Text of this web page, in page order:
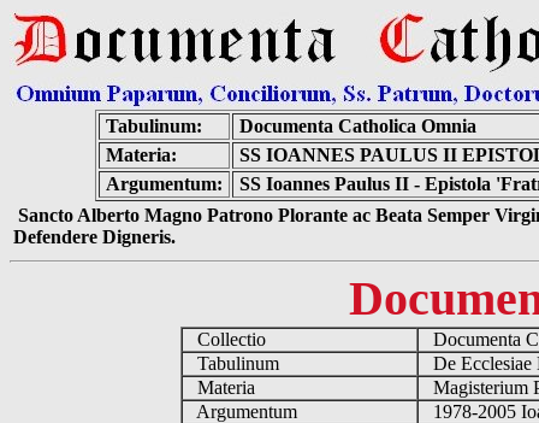
Tabulinum:
Documenta Catholica Omnia
Materia:
SS IOANNES PAULUS II
Argumentum:
SS Ioannes Paulus II - Epistola
Sancto Alberto Magno Patrono Plorante ac Beata Semper
Defendere Digneris.
Collectio
Documenta
Tabulinum
De
Materia
Magisterium
Argumentum
1978-2005